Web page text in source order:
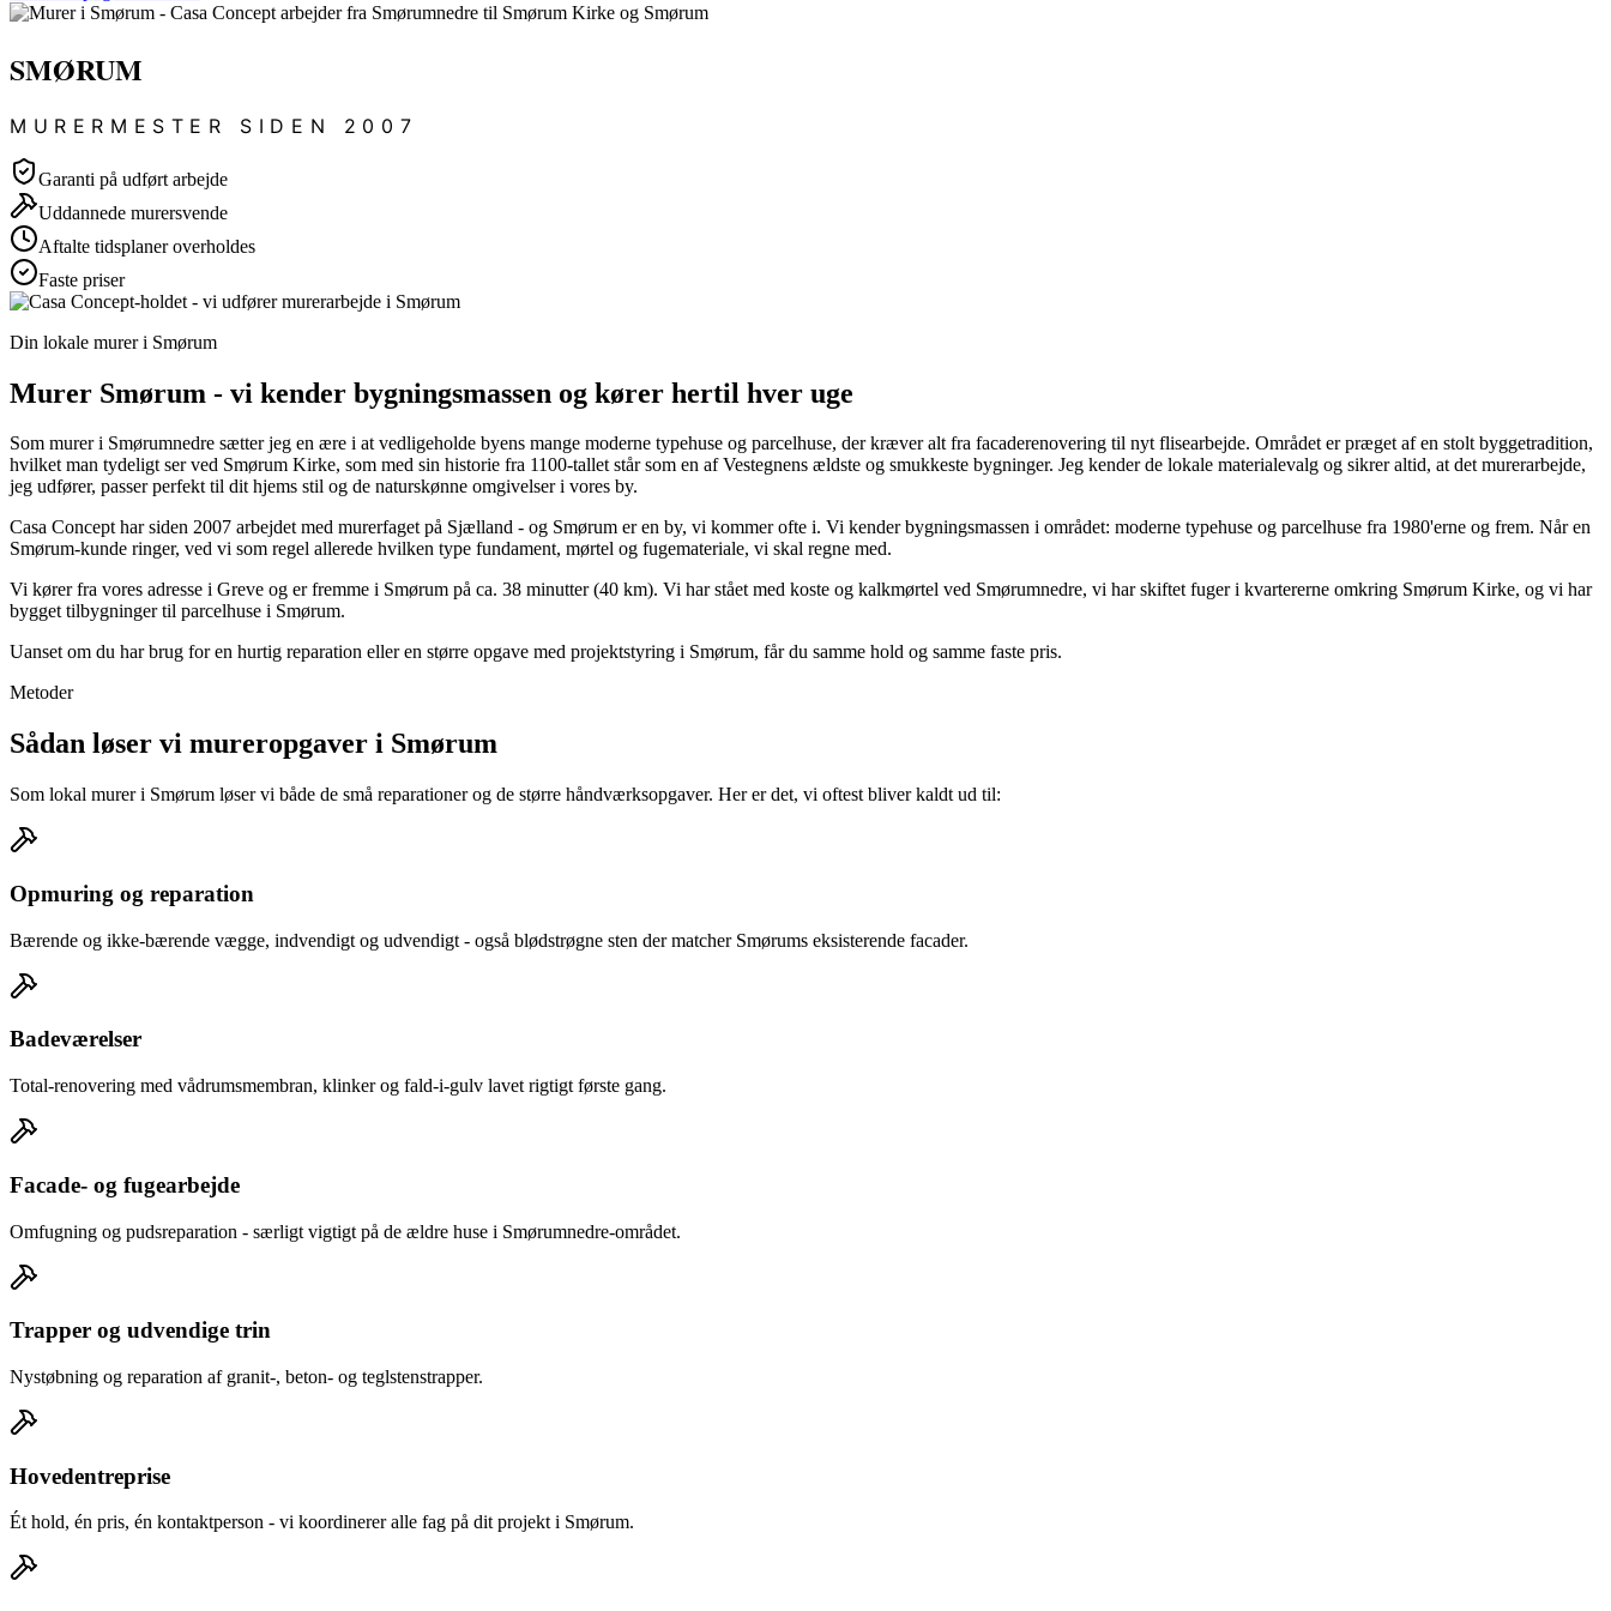
SMØRUM
MURERMESTER SIDEN 2007
Garanti på udført arbejde
Uddannede murersvende
Aftalte tidsplaner overholdes
Faste priser
Din lokale murer i Smørum
Murer Smørum - vi kender bygningsmassen og kører hertil hver uge
Som murer i Smørumnedre sætter jeg en ære i at vedligeholde byens mange moderne typehuse og parcelhuse, der kræver alt fra facaderenovering til nyt flisearbejde. Området er præget af en stolt byggetradition,
hvilket man tydeligt ser ved Smørum Kirke, som med sin historie fra 1100-tallet står som en af Vestegnens ældste og smukkeste bygninger. Jeg kender de lokale materialevalg og sikrer altid, at det murerarbejde,
jeg udfører, passer perfekt til dit hjems stil og de naturskønne omgivelser i vores by.
Casa Concept har siden 2007 arbejdet med murerfaget på Sjælland - og Smørum er en by, vi kommer ofte i. Vi kender bygningsmassen i området: moderne typehuse og parcelhuse fra 1980'erne og frem. Når en
Smørum-kunde ringer, ved vi som regel allerede hvilken type fundament, mørtel og fugemateriale, vi skal regne med.
Vi kører fra vores adresse i Greve og er fremme i Smørum på ca. 38 minutter (40 km). Vi har stået med koste og kalkmørtel ved Smørumnedre, vi har skiftet fuger i kvartererne omkring Smørum Kirke, og vi har
bygget tilbygninger til parcelhuse i Smørum.
Uanset om du har brug for en hurtig reparation eller en større opgave med projektstyring i Smørum, får du samme hold og samme faste pris.
Metoder
Sådan løser vi mureropgaver i Smørum
Som lokal murer i Smørum løser vi både de små reparationer og de større håndværksopgaver. Her er det, vi oftest bliver kaldt ud til:
Opmuring og reparation
Bærende og ikke-bærende vægge, indvendigt og udvendigt - også blødstrøgne sten der matcher Smørums eksisterende facader.
Badeværelser
Total-renovering med vådrumsmembran, klinker og fald-i-gulv lavet rigtigt første gang.
Facade- og fugearbejde
Omfugning og pudsreparation - særligt vigtigt på de ældre huse i Smørumnedre-området.
Trapper og udvendige trin
Nystøbning og reparation af granit-, beton- og teglstenstrapper.
Hovedentreprise
Ét hold, én pris, én kontaktperson - vi koordinerer alle fag på dit projekt i Smørum.